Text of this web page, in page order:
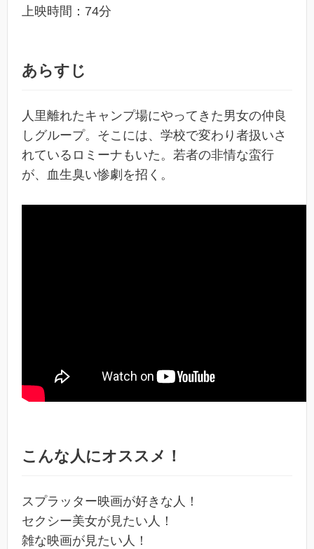
上映時間：74分
あらすじ
人里離れたキャンプ場にやってきた男女の仲良
しグループ。そこには、学校で変わり者扱いさ
れているロミーナもいた。若者の非情な蛮行
が、血生臭い惨劇を招く。
こんな人にオススメ！
スプラッター映画が好きな人！
セクシー美女が見たい人！
雑な映画が見たい人！